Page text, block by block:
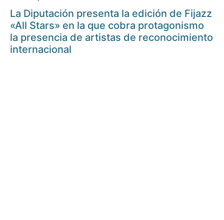
La Diputación presenta la edición de Fijazz
«All Stars» en la que cobra protagonismo
la presencia de artistas de reconocimiento
internacional